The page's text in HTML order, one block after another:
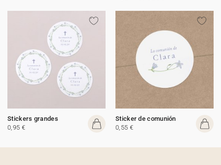
Stickers grandes
0,95 €
Sticker de comunión
0,55 €